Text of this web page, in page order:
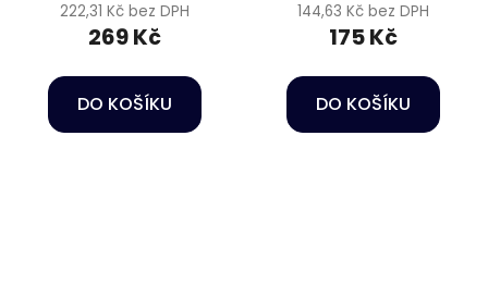
222,31 Kč bez DPH
269 Kč
DO KOŠÍKU
144,63 Kč bez DPH
175 Kč
DO KOŠÍKU